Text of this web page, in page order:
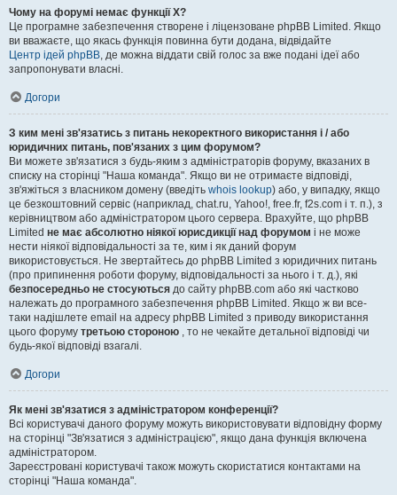
Чому на форумі немає функції X?
Це програмне забезпечення створене і ліцензоване phpBB Limited. Якщо
ви вважаєте, що якась функція повинна бути додана, відвідайте
Центр ідей phpBB, де можна віддати свій голос за вже подані ідеї або
запропонувати власні.
Догори
З ким мені зв'язатись з питань некоректного використання і / або
юридичних питань, пов'язаних з цим форумом?
Ви можете зв'язатися з будь-яким з адміністраторів форуму, вказаних в
списку на сторінці "Наша команда". Якщо ви не отримаєте відповіді,
зв'яжіться з власником домену (введіть whois lookup) або, у випадку, якщо
це безкоштовний сервіс (наприклад, chat.ru, Yahoo!, free.fr, f2s.com і т. п.), з
керівництвом або адміністратором цього сервера. Врахуйте, що phpBB
Limited не має абсолютно ніякої юрисдикції над форумом і не може
нести ніякої відповідальності за те, ким і як даний форум
використовується. Не звертайтесь до phpBB Limited з юридичних питань
(про припинення роботи форуму, відповідальності за нього і т. д.), які
безпосередньо не стосуються до сайту phpBB.com або які частково
належать до програмного забезпечення phpBB Limited. Якщо ж ви все-
таки надішлете email на адресу phpBB Limited з приводу використання
цього форуму третьою стороною , то не чекайте детальної відповіді чи
будь-якої відповіді взагалі.
Догори
Як мені зв'язатися з адміністратором конференції?
Всі користувачі даного форуму можуть використовувати відповідну форму
на сторінці "Зв'язатися з адміністрацією", якщо дана функція включена
адміністратором.
Зареєстровані користувачі також можуть скористатися контактами на
сторінці "Наша команда".